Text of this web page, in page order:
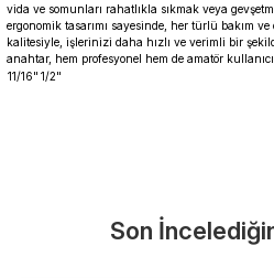
vida ve somunları rahatlıkla sıkmak veya
ergonomik tasarımı sayesinde, her türlü bakım
kalitesiyle, işlerinizi daha hızlı ve verimli bir
anahtar, hem profesyonel hem de amatör
11/16" 1/2"
Tüm ürünlerimiz üretici firmaYorum
Son